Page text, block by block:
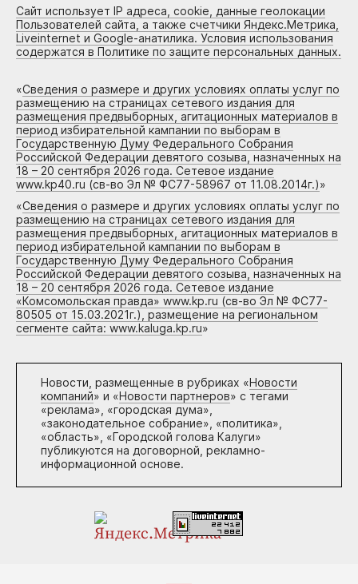
Сайт использует IP адреса, cookie, данные геолокации
Пользователей сайта, а также счетчики Яндекс.Метрика,
Liveinternet и Google-анатилика. Условия использования
содержатся в Политике по защите персональных данных.
«Сведения о размере и других условиях оплаты услуг по
размещению на страницах сетевого издания для
размещения предвыборных, агитационных материалов в
период избирательной кампании по выборам в
Государственную Думу Федерального Собрания
Российской Федерации девятого созыва, назначенных на
18 – 20 сентября 2026 года. Сетевое издание
www.kp40.ru (св-во Эл № ФС77-58967 от 11.08.2014г.)»
«Сведения о размере и других условиях оплаты услуг по
размещению на страницах сетевого издания для
размещения предвыборных, агитационных материалов в
период избирательной кампании по выборам в
Государственную Думу Федерального Собрания
Российской Федерации девятого созыва, назначенных на
18 – 20 сентября 2026 года. Сетевое издание
«Комсомольская правда» www.kp.ru (св-во Эл № ФС77-
80505 от 15.03.2021г.), размещение на региональном
сегменте сайта: www.kaluga.kp.ru»
Новости, размещенные в рубриках «Новости
компаний» и «Новости партнеров» с тегами
«реклама», «городская дума»,
«законодательное собрание», «политика»,
«область», «Городской голова Калуги»
публикуются на договорной, рекламно-
информационной основе.